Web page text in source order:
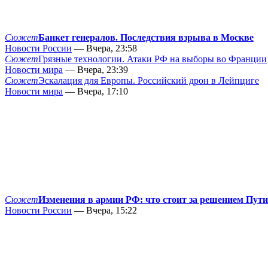
СюжетБанкет генералов. Последствия взрыва в Москве
Новости России — Вчера, 23:58
СюжетГрязные технологии. Атаки РФ на выборы во Франции
Новости мира — Вчера, 23:39
СюжетЭскалация для Европы. Российский дрон в Лейпциге
Новости мира — Вчера, 17:10
СюжетИзменения в армии РФ: что стоит за решением
Новости России — Вчера, 15:22